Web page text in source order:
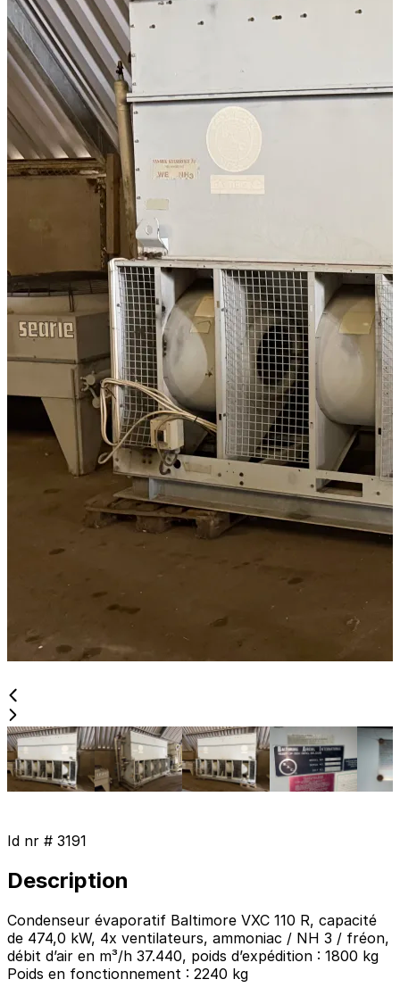
Id nr # 3191
Description
Condenseur évaporatif Baltimore VXC 110 R, capacité
de 474,0 kW, 4x ventilateurs, ammoniac / NH 3 / fréon,
débit d’air en m³/h 37.440, poids d’expédition : 1800 kg
Poids en fonctionnement : 2240 kg